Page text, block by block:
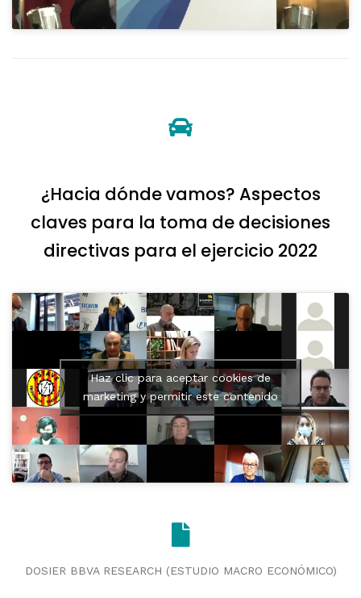
¿Hacia dónde vamos? Aspectos
claves para la toma de decisiones
directivas para el ejercicio 2022
Haz clic para aceptar cookies de
marketing y permitir este contenido
DOSIER BBVA RESEARCH (ESTUDIO MACRO ECONÓMICO)